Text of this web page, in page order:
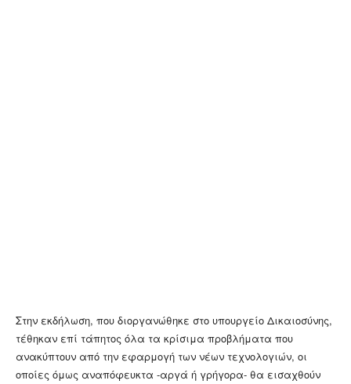
Στην εκδήλωση, που διοργανώθηκε στο υπουργείο Δικαιοσύνης,
τέθηκαν επί τάπητος όλα τα κρίσιμα προβλήματα που
ανακύπτουν από την εφαρμογή των νέων τεχνολογιών, οι
οποίες όμως αναπόφευκτα -αργά ή γρήγορα- θα εισαχθούν